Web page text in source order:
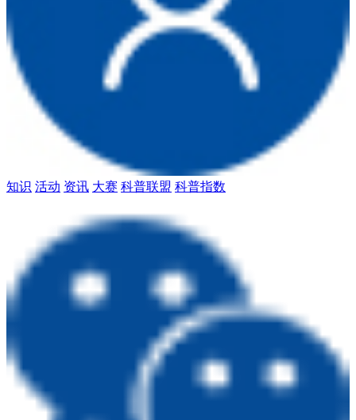
知识 活动 资讯 大赛 科普联盟 科普指数